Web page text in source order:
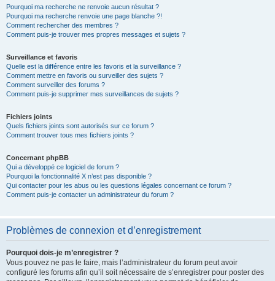
Pourquoi ma recherche ne renvoie aucun résultat ?
Pourquoi ma recherche renvoie une page blanche ?!
Comment rechercher des membres ?
Comment puis-je trouver mes propres messages et sujets ?
Surveillance et favoris
Quelle est la différence entre les favoris et la surveillance ?
Comment mettre en favoris ou surveiller des sujets ?
Comment surveiller des forums ?
Comment puis-je supprimer mes surveillances de sujets ?
Fichiers joints
Quels fichiers joints sont autorisés sur ce forum ?
Comment trouver tous mes fichiers joints ?
Concernant phpBB
Qui a développé ce logiciel de forum ?
Pourquoi la fonctionnalité X n’est pas disponible ?
Qui contacter pour les abus ou les questions légales concernant ce forum ?
Comment puis-je contacter un administrateur du forum ?
Problèmes de connexion et d’enregistrement
Pourquoi dois-je m’enregistrer ?
Vous pouvez ne pas le faire, mais l’administrateur du forum peut avoir
configuré les forums afin qu’il soit nécessaire de s’enregistrer pour poster des